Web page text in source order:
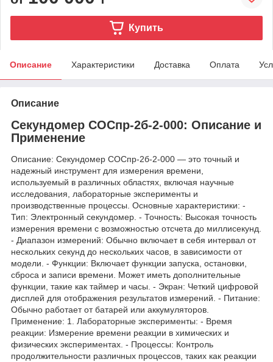
Купить
Описание Характеристики Доставка Оплата
Описание
Секундомер СОСпр-2б-2-000: Описание и
Применение
Описание: Секундомер СОСпр-2б-2-000 — это точный и
надежный инструмент для измерения времени,
используемый в различных областях, включая научные
исследования, лабораторные эксперименты и
производственные процессы. Основные характеристики: -
Тип: Электронный секундомер. - Точность: Высокая точность
измерения времени с возможностью отсчета до миллисекунд.
- Диапазон измерений: Обычно включает в себя интервал от
нескольких секунд до нескольких часов, в зависимости от
модели. - Функции: Включает функции запуска, остановки,
сброса и записи времени. Может иметь дополнительные
функции, такие как таймер и часы. - Экран: Четкий цифровой
дисплей для отображения результатов измерений. - Питание:
Обычно работает от батарей или аккумуляторов.
Применение: 1. Лабораторные эксперименты: - Время
реакции: Измерение времени реакции в химических и
физических экспериментах. - Процессы: Контроль
продолжительности различных процессов, таких как реакции